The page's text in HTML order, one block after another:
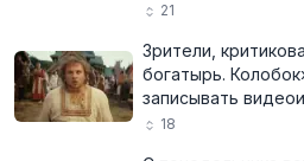
21
Зрители,
богатырь.
записывать
18